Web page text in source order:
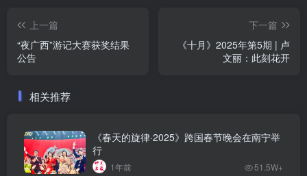
上一篇
“夜广西”游记大赛获奖结果
公告
下一篇
《十月》2025年第5期 | 卢
文丽：此刻花开
相关推荐
《春天的旋律·2025》跨国春节晚会在南宁举
行
1年前 51.5W+